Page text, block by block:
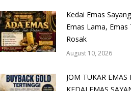
Kedai Emas
Emas Lama,
Rosak
August 10, 2026
JOM TUKAR EMAS